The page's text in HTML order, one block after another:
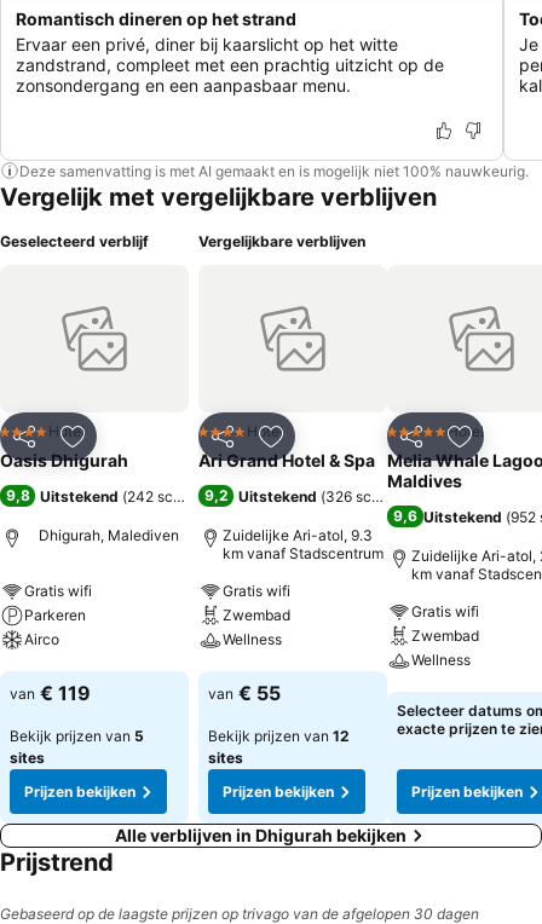
Romantisch dineren op het strand
Ervaar een privé, diner bij kaarslicht op het witte
zandstrand, compleet met een prachtig uitzicht op de
zonsondergang en een aanpasbaar menu.
Je
Deze samenvatting is met AI gemaakt en is mogelijk niet 100% nauwkeurig.
Vergelijk met vergelijkbare verblijven
Geselecteerd verblijf
Delen Toevoegen aan favorieten
4 SterrenHotel
Oasis Dhigurah
9,8 Uitstekend (242 scores )
Dhigurah, Malediven
Gratis wifi
Parkeren
Airco
Prijzen bekijken
van € 119
Bekijk prijzen van 5
sites
Prijzen bekijken
Vergelijkbare verblijven
Delen Toevoegen aan favorieten
4 SterrenHotel
Ari Grand Hotel & Spa
9,2 Uitstekend (326 scores
Zuidelijke Ari-atol, 9.3
km vanaf Stadscentrum
Gratis wifi
Zwembad
Wellness
Prijzen bekijken
van € 55
Bekijk prijzen van 12
sites
Prijzen bekijken
Delen
5 Sterren Hotel
Melia Whale
Maldives
9,6 Uitstekend (952
Zuidelijke Ari-atol,
km vanaf
Gratis wifi
Zwembad
Wellness
Prijzen bekijken
Selecteer datums
exacte prijzen te
Prijzen bekijken
Alle verblijven in Dhigurah bekijken
Prijstrend
Gebaseerd op de laagste prijzen op trivago van de afgelopen 30 dagen